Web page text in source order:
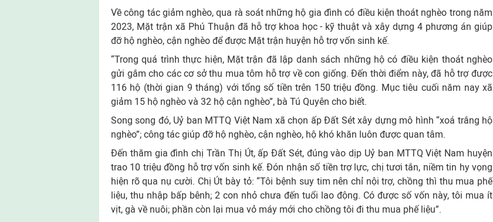
Về công tác giảm nghèo, qua rà soát những hộ gia đình có điều kiện thoát nghèo trong năm
2023, Mặt trận xã Phú Thuận đã hỗ trợ khoa học - kỹ thuật và xây dựng 4 phương án giúp
đỡ hộ nghèo, cận nghèo để được Mặt trận huyện hỗ trợ vốn sinh kế.
“Trong quá trình thực hiện, Mặt trận đã lập danh sách những hộ có điều kiện thoát nghèo
gửi gắm cho các cơ sở thu mua tôm hỗ trợ về con giống. Ðến thời điểm này, đã hỗ trợ được
116 hộ (thời gian 9 tháng) với tổng số tiền trên 150 triệu đồng. Mục tiêu cuối năm nay xã
giảm 15 hộ nghèo và 32 hộ cận nghèo”, bà Tú Quyên cho biết.
Song song đó, Uỷ ban MTTQ Việt Nam xã chọn ấp Ðất Sét xây dựng mô hình “xoá trắng hộ
nghèo”; công tác giúp đỡ hộ nghèo, cận nghèo, hộ khó khăn luôn được quan tâm.
Ðến thăm gia đình chị Trần Thị Út, ấp Ðất Sét, đúng vào dịp Uỷ ban MTTQ Việt Nam huyện
trao 10 triệu đồng hỗ trợ vốn sinh kế. Ðón nhận số tiền trợ lực, chị tươi tắn, niềm tin hy vọng
hiện rõ qua nụ cười. Chị Út bày tỏ: “Tôi bệnh suy tim nên chỉ nội trợ, chồng thì thu mua phế
liệu, thu nhập bấp bênh; 2 con nhỏ chưa đến tuổi lao động. Có được số vốn này, tôi mua ít
vịt, gà về nuôi; phần còn lại mua vỏ máy mới cho chồng tôi đi thu mua phế liệu”.